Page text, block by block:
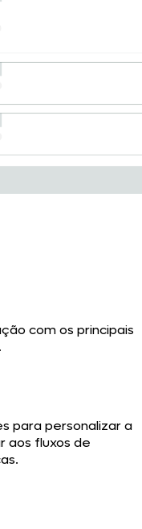
com os principais
para personalizar a
aos fluxos de